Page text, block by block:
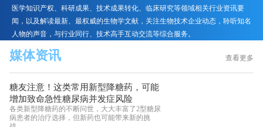
医学知识产权、科研成果、技术成果转化、临床研究等领域相关行业资讯要
闻，以及解读最新、最权威的生物学文献，关注生物技术企业动态，聆听知名
人物的声音，与行业同行、技术高手互动交流等综合服务。
媒体资讯 查看更多
糖友注意！这类常用新型降糖药，可能
增加致命急性糖尿病并发症风险
各类新型降糖药的不断问世，大大丰富了2型糖尿
病患者的治疗选择，但新药也可能带来新的挑